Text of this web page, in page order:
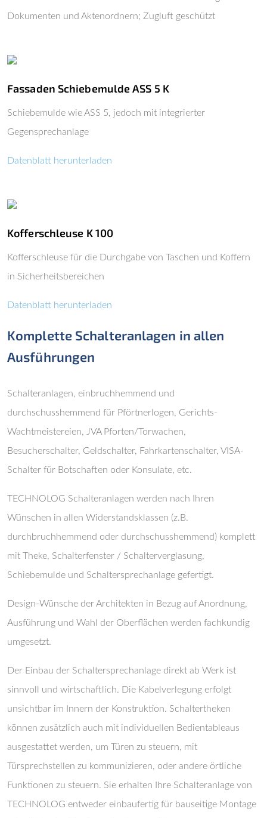
Dokumenten und Aktenordnern; Zugluft geschützt
Fassaden Schiebemulde ASS 5 K
Schiebemulde wie ASS 5, jedoch mit integrierter
Gegensprechanlage
Datenblatt herunterladen
Kofferschleuse K 100
Kofferschleuse für die Durchgabe von Taschen und Koffern
in Sicherheitsbereichen
Datenblatt herunterladen
Komplette Schalteranlagen in allen
Ausführungen
Schalteranlagen, einbruchhemmend und
durchschusshemmend für Pförtnerlogen, Gerichts-
Wachtmeistereien, JVA Pforten/Torwachen,
Besucherschalter, Geldschalter, Fahrkartenschalter, VISA-
Schalter für Botschaften oder Konsulate, etc.
TECHNOLOG Schalteranlagen werden nach Ihren
Wünschen in allen Widerstandsklassen (z.B.
durchbruchhemmend oder durchschusshemmend) komplett
mit Theke, Schalterfenster / Schalterverglasung,
Schiebemulde und Schaltersprechanlage gefertigt.
Design-Wünsche der Architekten in Bezug auf Anordnung,
Ausführung und Wahl der Oberflächen werden fachkundig
umgesetzt.
Der Einbau der Schaltersprechanlage direkt ab Werk ist
sinnvoll und wirtschaftlich. Die Kabelverlegung erfolgt
unsichtbar im Innern der Konstruktion. Schaltertheken
können zusätzlich auch mit individuellen Bedientableaus
ausgestattet werden, um Türen zu steuern, mit
Türsprechstellen zu kommunizieren, oder andere örtliche
Funktionen zu steuern. Sie erhalten Ihre Schalteranlage von
TECHNOLOG entweder einbaufertig für bauseitige Montage